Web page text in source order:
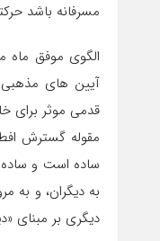
مسرفانه باشد
الگوی موفق ماه
آیین های مذهبی
قدمی موثر برای
مقوله گسترش
ساده است و ساده
به دیگران، و
دیگری بر مبنای